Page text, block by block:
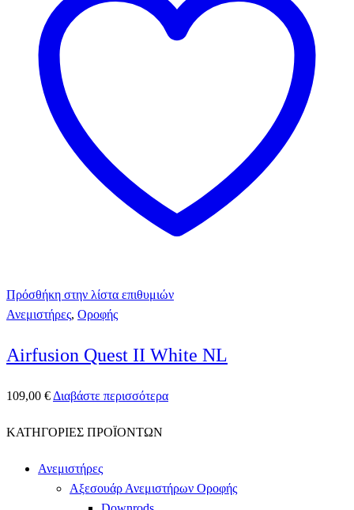
Πρόσθήκη στην λίστα επιθυμιών
Ανεμιστήρες, Οροφής
Airfusion Quest II White NL
109,00 € Διαβάστε περισσότερα
ΚΑΤΗΓΟΡΙΕΣ ΠΡΟΪΟΝΤΩΝ
Ανεμιστήρες
Αξεσουάρ Ανεμιστήρων Οροφής